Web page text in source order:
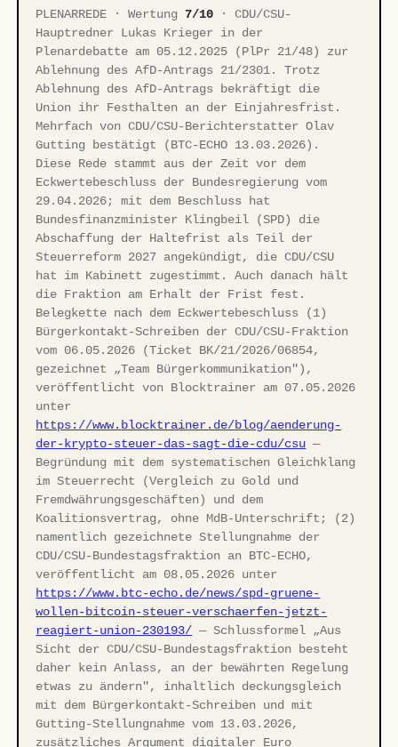
PLENARREDE · Wertung 7/10 · CDU/CSU-
Hauptredner Lukas Krieger in der
Plenardebatte am 05.12.2025 (PlPr 21/48) zur
Ablehnung des AfD-Antrags 21/2301. Trotz
Ablehnung des AfD-Antrags bekräftigt die
Union ihr Festhalten an der Einjahresfrist.
Mehrfach von CDU/CSU-Berichterstatter Olav
Gutting bestätigt (BTC-ECHO 13.03.2026).
Diese Rede stammt aus der Zeit vor dem
Eckwertebeschluss der Bundesregierung vom
29.04.2026; mit dem Beschluss hat
Bundesfinanzminister Klingbeil (SPD) die
Abschaffung der Haltefrist als Teil der
Steuerreform 2027 angekündigt, die CDU/CSU
hat im Kabinett zugestimmt. Auch danach hält
die Fraktion am Erhalt der Frist fest.
Belegkette nach dem Eckwertebeschluss (1)
Bürgerkontakt-Schreiben der CDU/CSU-Fraktion
vom 06.05.2026 (Ticket BK/21/2026/06854,
gezeichnet „Team Bürgerkommunikation"),
veröffentlicht von Blocktrainer am 07.05.2026
unter
https://www.blocktrainer.de/blog/aenderung-
der-krypto-steuer-das-sagt-die-cdu/csu —
Begründung mit dem systematischen Gleichklang
im Steuerrecht (Vergleich zu Gold und
Fremdwährungsgeschäften) und dem
Koalitionsvertrag, ohne MdB-Unterschrift; (2)
namentlich gezeichnete Stellungnahme der
CDU/CSU-Bundestagsfraktion an BTC-ECHO,
veröffentlicht am 08.05.2026 unter
https://www.btc-echo.de/news/spd-gruene-
wollen-bitcoin-steuer-verschaerfen-jetzt-
reagiert-union-230193/ — Schlussformel „Aus
Sicht der CDU/CSU-Bundestagsfraktion besteht
daher kein Anlass, an der bewährten Regelung
etwas zu ändern", inhaltlich deckungsgleich
mit dem Bürgerkontakt-Schreiben und mit
Gutting-Stellungnahme vom 13.03.2026,
zusätzliches Argument digitaler Euro